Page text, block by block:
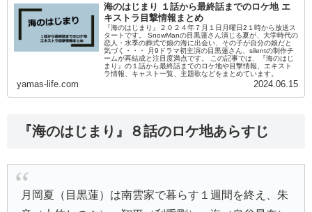
海のはじまり １話から最終話までのロケ地 エ
キストラ目撃情報まとめ
『海のはじまり』２０２４年７月１日月曜日2１時から放送ス
タートです。 SnowManの目黒蓮さん演じる夏が、大学時代の
恋人・水季の葬式で娘の海に出会い、その子が自分の娘だと
気づく・・・ 月9ドラマ初主演の目黒蓮さん、silentの制作チ
ームが再結成と注目度満点です。 この記事では、『海のはじ
まり』の１話から最終話までのロケ地や目撃情報、エキスト
ラ情報、キャスト一覧、主題歌などをまとめています。
yamas-life.com 2024.06.15
『海のはじまり』８話のロケ地あらすじ
月岡夏（目黒蓮）は南雲家で暮らす１週間を終え、朱